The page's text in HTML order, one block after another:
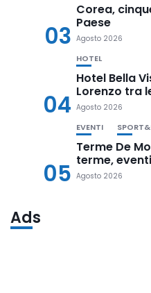
03
Corea,
Paese
Agosto 2026
04
HOTEL
Hotel Bella
Lorenzo tra
Agosto 2026
05
EVENTI
Terme De
terme,
Agosto 2026
Ads